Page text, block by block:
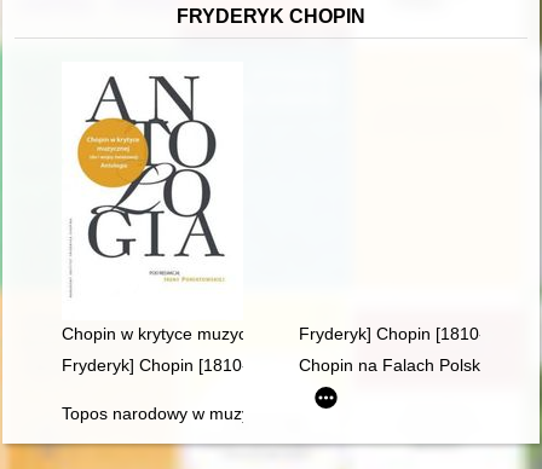
FRYDERYK CHOPIN
Chopin w krytyce muzycznej (do I wojny światowej). Antologia
Fryderyk] Chopin [1810-1849]
Fryderyk] Chopin [1810-1849]
Chopin na Falach Polskiego
Topos narodowy w muzyce polskiej pierwszej połowy XIX